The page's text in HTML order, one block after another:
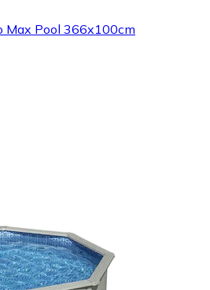
Max Pool 366x100cm